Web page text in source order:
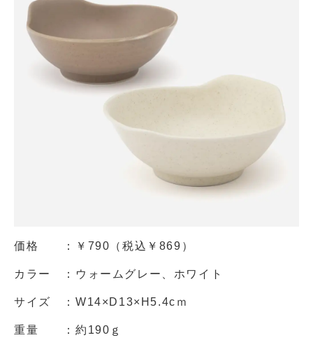
価格 ：￥790（税込￥869）
カラー ：ウォームグレー、ホワイト
サイズ ：W14×D13×H5.4cｍ
重量 ：約190ｇ